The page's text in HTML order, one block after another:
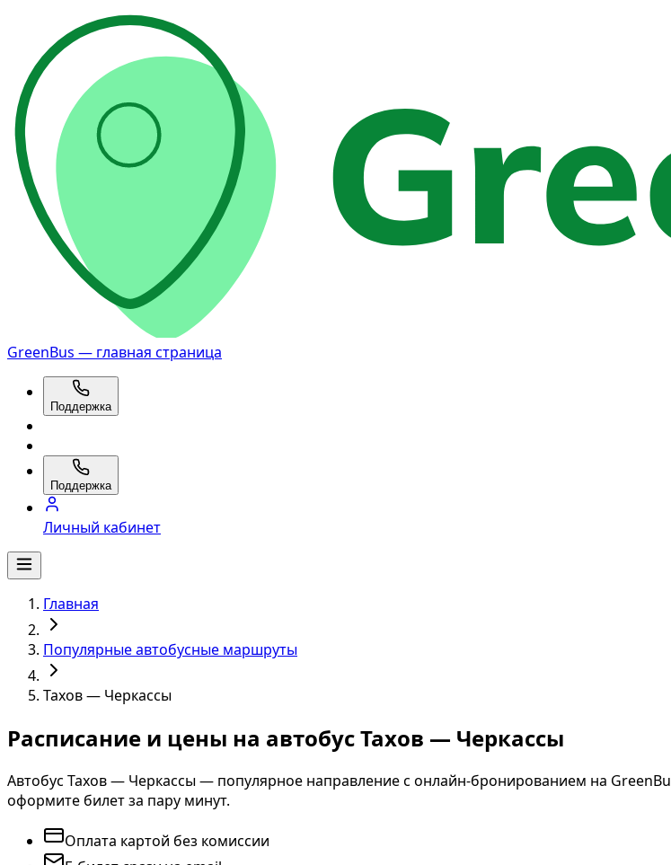
GreenBus — главная страница
Поддержка
Поддержка
Личный кабинет
Главная
Популярные автобусные маршруты
Тахов — Черкассы
Расписание и цены на автобус Тахов — Черкассы
Автобус Тахов — Черкассы — популярное направление с онлайн-бронированием на
оформите билет за пару минут.
Оплата картой без комиссии